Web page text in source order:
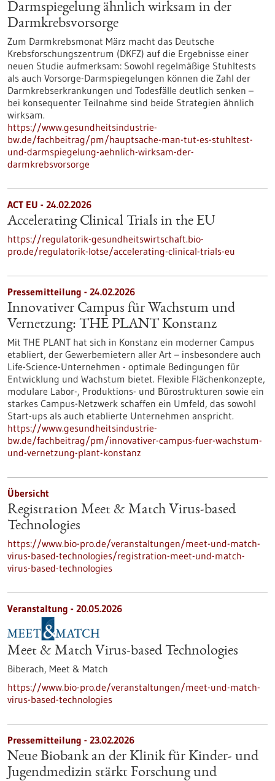
Darmspiegelung ähnlich wirksam in der
Darmkrebsvorsorge
Zum Darmkrebsmonat März macht das Deutsche
Krebsforschungszentrum (DKFZ) auf die Ergebnisse einer
neuen Studie aufmerksam: Sowohl regelmäßige Stuhltests
als auch Vorsorge-Darmspiegelungen können die Zahl der
Darmkrebserkrankungen und Todesfälle deutlich senken –
bei konsequenter Teilnahme sind beide Strategien ähnlich
wirksam.
https://www.gesundheitsindustrie-
bw.de/fachbeitrag/pm/hauptsache-man-tut-es-stuhltest-
und-darmspiegelung-aehnlich-wirksam-der-
darmkrebsvorsorge
ACT EU - 24.02.2026
Accelerating Clinical Trials in the EU
https://regulatorik-gesundheitswirtschaft.bio-
pro.de/regulatorik-lotse/accelerating-clinical-trials-eu
Pressemitteilung - 24.02.2026
Innovativer Campus für Wachstum und
Vernetzung: THE PLANT Konstanz
Mit THE PLANT hat sich in Konstanz ein moderner Campus
etabliert, der Gewerbemietern aller Art – insbesondere auch
Life-Science-Unternehmen - optimale Bedingungen für
Entwicklung und Wachstum bietet. Flexible Flächenkonzepte,
modulare Labor-, Produktions- und Bürostrukturen sowie ein
starkes Campus-Netzwerk schaffen ein Umfeld, das sowohl
Start-ups als auch etablierte Unternehmen anspricht.
https://www.gesundheitsindustrie-
bw.de/fachbeitrag/pm/innovativer-campus-fuer-wachstum-
und-vernetzung-plant-konstanz
Übersicht
Registration Meet & Match Virus-based
Technologies
https://www.bio-pro.de/veranstaltungen/meet-und-match-
virus-based-technologies/registration-meet-und-match-
virus-based-technologies
Veranstaltung - 20.05.2026
Meet & Match Virus-based Technologies
Biberach, Meet & Match
https://www.bio-pro.de/veranstaltungen/meet-und-match-
virus-based-technologies
Pressemitteilung - 23.02.2026
Neue Biobank an der Klinik für Kinder-​ und
Jugendmedizin stärkt Forschung und